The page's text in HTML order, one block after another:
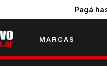
Pagá
MARCAS